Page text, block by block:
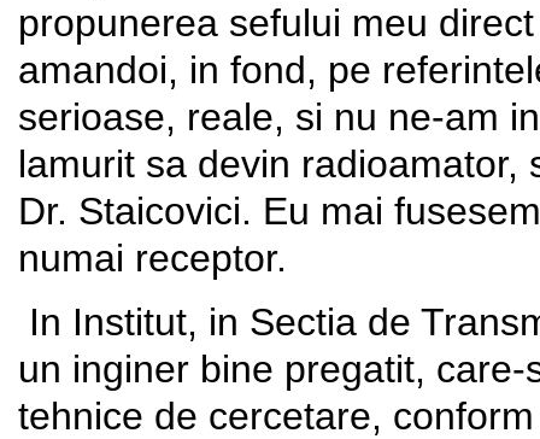
propunerea sefului meu
amandoi, in fond, pe
serioase, reale, si nu ne-am
lamurit sa devin radioamator,
Dr. Staicovici. Eu mai
numai receptor.
In Institut, in Sectia de
un inginer bine pregatit,
tehnice de cercetare,